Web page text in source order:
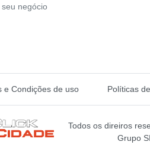
negócio
e Condições de uso Políticas
Todos os direiros
Grupo